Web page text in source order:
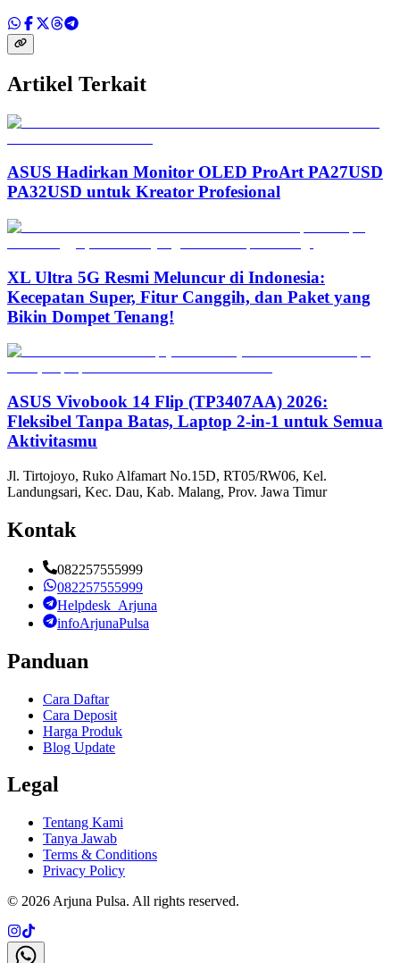
Artikel Terkait
ASUS Hadirkan Monitor OLED ProArt PA27USD
PA32USD untuk Kreator Profesional
XL Ultra 5G Resmi Meluncur di Indonesia:
Kecepatan Super, Fitur Canggih, dan Paket yang
Bikin Dompet Tenang!
ASUS Vivobook 14 Flip (TP3407AA) 2026:
Fleksibel Tanpa Batas, Laptop 2-in-1 untuk Semua
Aktivitasmu
Jl. Tirtojoyo, Ruko Alfamart No.15D, RT05/RW06, Kel.
Landungsari, Kec. Dau, Kab. Malang, Prov. Jawa Timur
Kontak
082257555999
082257555999
Helpdesk_Arjuna
infoArjunaPulsa
Panduan
Cara Daftar
Cara Deposit
Harga Produk
Blog Update
Legal
Tentang Kami
Tanya Jawab
Terms & Conditions
Privacy Policy
© 2026 Arjuna Pulsa. All rights reserved.